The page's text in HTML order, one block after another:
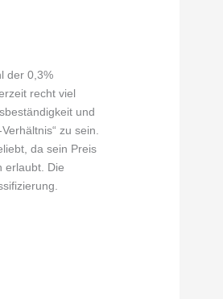
der 0,3%
recht viel
und
zu sein.
da sein Preis
erlaubt. Die